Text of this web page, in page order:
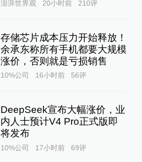
澎湃世界观 20小时前 210评
存储芯片成本压力开始释放！
余承东称所有手机都要大规模
涨价，否则就是亏损销售
10%公司 16小时前 56评
DeepSeek宣布大幅涨价，业
内人士预计V4 Pro正式版即
将发布
10%公司 17小时前 69评